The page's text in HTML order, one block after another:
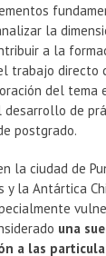
la
a la
trabajo directo
del tema
desarrollo de
postgrado.
la ciudad de
la Antártica
una
a las